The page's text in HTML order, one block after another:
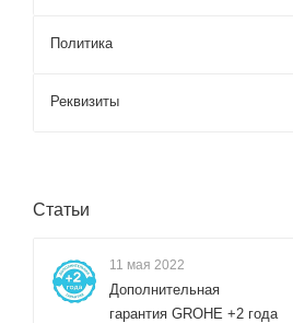
Политика
Реквизиты
Статьи
11 мая 2022
Дополнительная
гарантия GROHE +2 года